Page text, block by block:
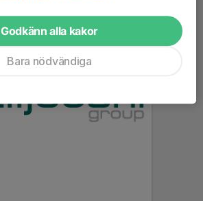
Godkänn alla kakor
Bara nödvändiga